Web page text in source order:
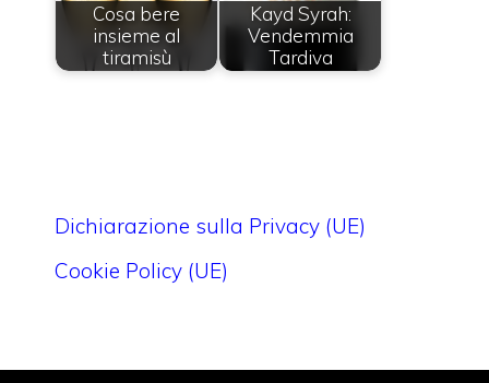
Cosa bere
insieme al
tiramisù
Kayd Syrah:
Vendemmia
Tardiva
Dichiarazione sulla Privacy (UE)
Cookie Policy (UE)